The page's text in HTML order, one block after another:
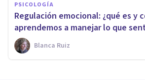
PSICOLOGÍA
Regulación emocional: ¿qué es y
aprendemos a manejar lo que
Blanca Ruiz